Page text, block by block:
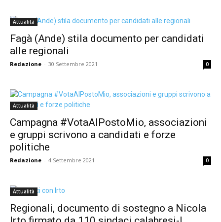
Attualità
Fagà (Ande) stila documento per candidati
alle regionali
Redazione - 30 Settembre 2021 0
Attualità
Campagna #VotaAlPostoMio, associazioni
e gruppi scrivono a candidati e forze
politiche
Redazione - 4 Settembre 2021 0
Attualità
Regionali, documento di sostegno a Nicola